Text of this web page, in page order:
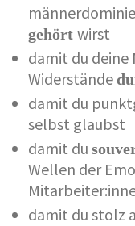
gehört wirst
damit du deine
Widerstände
damit du
selbst glaubst
damit du
Wellen der
damit du stolz